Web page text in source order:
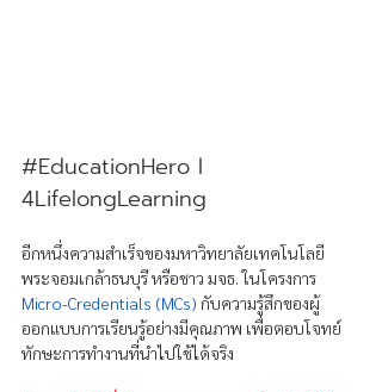
#EducationHero l
4LifelongLearning
อีกหนึ่งความสำเร็จของมหาวิทยาลัยเทคโนโลยี
พระจอมเกล้าธนบุรี หรือชาว มจธ. ในโครงการ
Micro-Credentials (MCs) กับความรู้สึกของผู้
ออกแบบการเรียนรู้อย่างมีคุณภาพ เพื่อตอบโจทย์
ทักษะการทำงานที่นำไปใช้ได้จริง